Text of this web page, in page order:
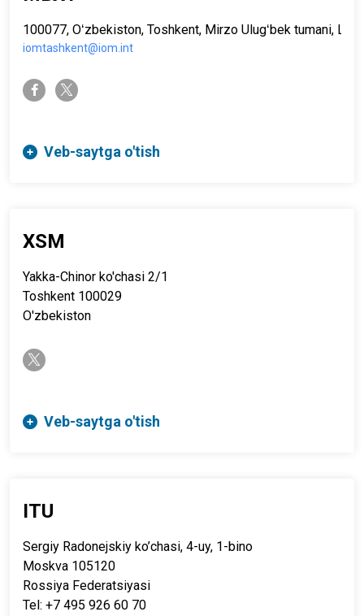
100077, Oʻzbekiston, Toshkent, Mirzo Ulugʻbek tumani,
iomtashkent@iom.int
facebook-ftwitter-x
Veb-saytga o'tish
XSM
Yakka-Chinor ko'chasi 2/1
Toshkent 100029
O'zbekiston
twitter-x
Veb-saytga o'tish
ITU
Sergiy Radonejskiy ko’chasi, 4-uy, 1-bino
Moskva 105120
Rossiya Federatsiyasi
Tel: +7 495 926 60 70